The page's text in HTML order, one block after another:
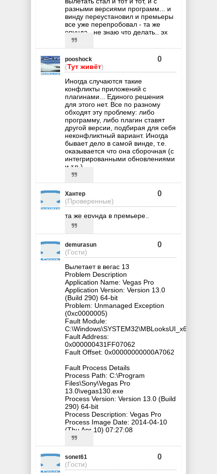
разными версиями программ... и
винду переустановил и премьеры
все уже перепробовал - та же
ерунда.. не знаю что делать.. эх
pooshock
(Тут живёт)
0
Иногда случаются такие
конфликты приложений с
плагинами... Единого решения
для этого нет. Все по разному
обходят эту проблему: либо
программу, либо плагин ставят
другой версии, подбирая для себя
неконфликтный вариант. Иногда
бывает дело в самой винде, т.е.
оказывается что она сборочная (с
интегрированными обновлениями
и т.п.).
Хантер
(Проверенные)
0
та же ерунда в премьере..
demurasun
(Гости)
0
Вылетает в вегас 13
Problem Description
Application Name: Vegas Pro
Application Version: Version 13.0
(Build 290) 64-bit
Problem: Unmanaged Exception
(0xc0000005)
Fault Module:
C:\Windows\SYSTEM32\MBLooksUI_x64.dll
Fault Address:
0x000000431FF07062
Fault Offset: 0x00000000000A7062
Fault Process Details
Process Path: C:\Program
Files\Sony\Vegas Pro
13.0\vegas130.exe
Process Version: Version 13.0 (Build
290) 64-bit
Process Description: Vegas Pro
Process Image Date: 2014-04-10
(Thu Apr 10) 07:27:08
sonet61
(Гости)
0